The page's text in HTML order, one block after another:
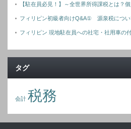
【駐在員必見！】～全世界所得課税とは？
フィリピン初級者向けQ&A① 源泉税につい
フィリピン 現地駐在員への社宅・社用車の
タグ
会計 税務